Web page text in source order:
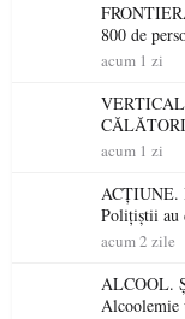
800 de
acum 1 zi
acum 1 zi
ACȚIUNE.
Polițiștii au
permis într-
acum 2 zile
ALCOOL.
Alcoolemie